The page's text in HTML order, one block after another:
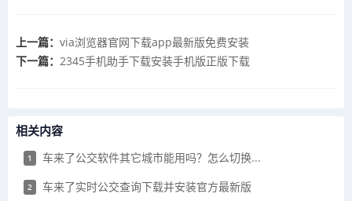
上一篇： ​via浏览器官网下载app最新版免费安装
下一篇： 2345手机助手下载安装手机版正版下载
相关内容
1 ​车来了公交软件其它城市能用吗？怎么切换...
2 ​车来了实时公交查询下载并安装官方最新版